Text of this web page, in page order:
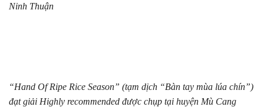
Ninh Thuận
“Hand Of Ripe Rice Season” (tạm dịch “Bàn tay mùa lúa chín”)
đạt giải Highly recommended được chụp tại huyện Mù Cang